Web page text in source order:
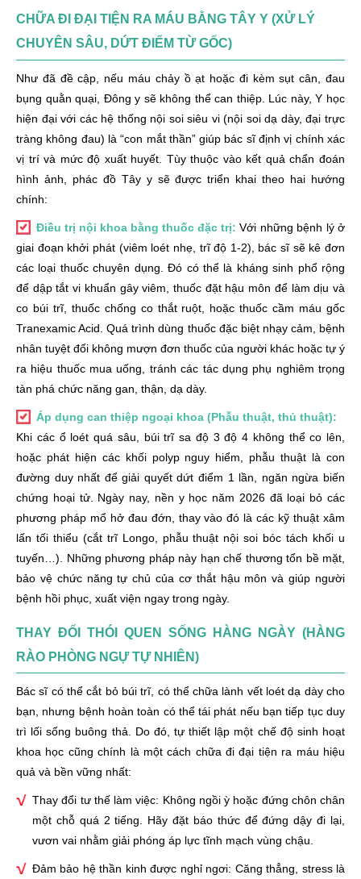
CHỮA ĐI ĐẠI TIỆN RA MÁU BẰNG TÂY Y (XỬ LÝ
CHUYÊN SÂU, DỨT ĐIỂM TỪ GỐC)
Như đã đề cập, nếu máu chảy ồ ạt hoặc đi kèm sụt cân, đau
bụng quằn quại, Đông y sẽ không thể can thiệp. Lúc này, Y học
hiện đại với các hệ thống nội soi siêu vi (nội soi dạ dày, đại trực
tràng không đau) là “con mắt thần” giúp bác sĩ định vị chính xác
vị trí và mức độ xuất huyết. Tùy thuộc vào kết quả chẩn đoán
hình ảnh, phác đồ Tây y sẽ được triển khai theo hai hướng
chính:
Điều trị nội khoa bằng thuốc đặc trị: Với những bệnh lý ở
giai đoạn khởi phát (viêm loét nhẹ, trĩ độ 1-2), bác sĩ sẽ kê đơn
các loại thuốc chuyên dụng. Đó có thể là kháng sinh phổ rộng
để dập tắt vi khuẩn gây viêm, thuốc đặt hậu môn để làm dịu và
co búi trĩ, thuốc chống co thắt ruột, hoặc thuốc cầm máu gốc
Tranexamic Acid. Quá trình dùng thuốc đặc biệt nhạy cảm, bệnh
nhân tuyệt đối không mượn đơn thuốc của người khác hoặc tự ý
ra hiệu thuốc mua uống, tránh các tác dụng phụ nghiêm trọng
tàn phá chức năng gan, thận, dạ dày.
Áp dụng can thiệp ngoại khoa (Phẫu thuật, thủ thuật):
Khi các ổ loét quá sâu, búi trĩ sa độ 3 độ 4 không thể co lên,
hoặc phát hiện các khối polyp nguy hiểm, phẫu thuật là con
đường duy nhất để giải quyết dứt điểm 1 lần, ngăn ngừa biến
chứng hoại tử. Ngày nay, nền y học năm 2026 đã loại bỏ các
phương pháp mổ hở đau đớn, thay vào đó là các kỹ thuật xâm
lấn tối thiểu (cắt trĩ Longo, phẫu thuật nội soi bóc tách khối u
tuyến…). Những phương pháp này hạn chế thương tổn bề mặt,
bảo vệ chức năng tự chủ của cơ thắt hậu môn và giúp người
bệnh hồi phục, xuất viện ngay trong ngày.
THAY ĐỔI THÓI QUEN SỐNG HÀNG NGÀY (HÀNG
RÀO PHÒNG NGỰ TỰ NHIÊN)
Bác sĩ có thể cắt bỏ búi trĩ, có thể chữa lành vết loét dạ dày cho
bạn, nhưng bệnh hoàn toàn có thể tái phát nếu bạn tiếp tục duy
trì lối sống buông thả. Do đó, tự thiết lập một chế độ sinh hoạt
khoa học cũng chính là một cách chữa đi đại tiện ra máu hiệu
quả và bền vững nhất:
Thay đổi tư thế làm việc: Không ngồi ỳ hoặc đứng chôn chân
một chỗ quá 2 tiếng. Hãy đặt báo thức để đứng dậy đi lại,
vươn vai nhằm giải phóng áp lực tĩnh mạch vùng chậu.
Đảm bảo hệ thần kinh được nghỉ ngơi: Căng thẳng, stress là